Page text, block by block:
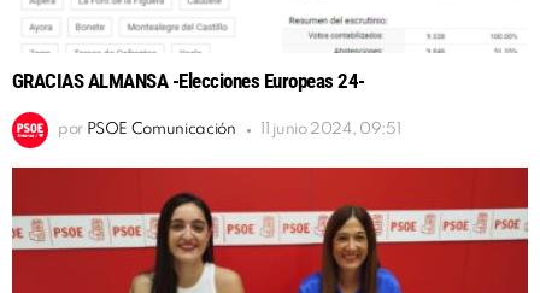
GRACIAS ALMANSA -Elecciones Europeas 24-
por PSOE Comunicación 11 junio 2024, 09:51